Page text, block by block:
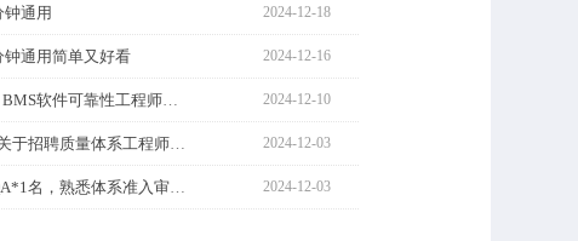
通用 2024-12-18
通用简单又好看 2024-12-16
「招募」品质经理/总监*1，BMS软件可靠性工程师，薪资面议 2024-12-10
重庆九洲智造科技有限公司关于招聘质量体系工程师等岗位的公告 2024-12-03
「招募」质量体系工程师SQA*1名，熟悉体系准入审核等，汽车 2024-12-03